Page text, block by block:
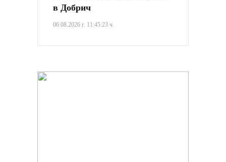
в Добрич
06.08.2026 г. 11:45:23 ч.